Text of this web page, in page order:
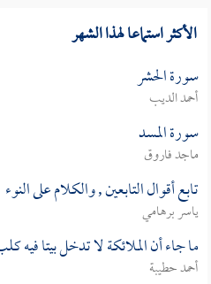
الأكثر استماعا لهذا الشهر
سورة الحشر
أحمد الديب
سورة المسد
ماجد فاروق
تابع أقوال التابعين , والكلام على النوء
ياسر برهامي
ما جاء أن الملائكة لا تدخل بيتا فيه
أحمد حطيبة